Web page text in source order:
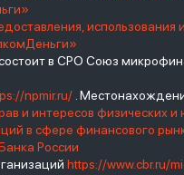
использования
в СРО Союз
npmir.ru/ .
и интересов физических
в сфере финансового
России
https://www.cbr.ru/